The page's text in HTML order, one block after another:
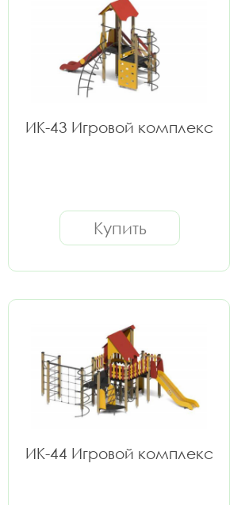
ИК-43 Игровой комплекс
Купить
ИК-44 Игровой комплекс